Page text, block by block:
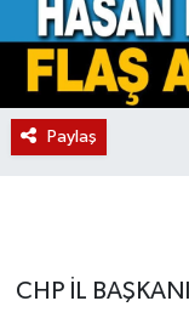
Paylaş
CHP İL